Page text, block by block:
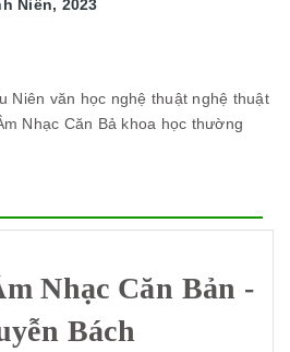
Niên, 2023
Niên văn học nghệ thuật nghệ thuật
Nhạc Căn Bả khoa học thường
Nhạc Căn Bản -
Bách